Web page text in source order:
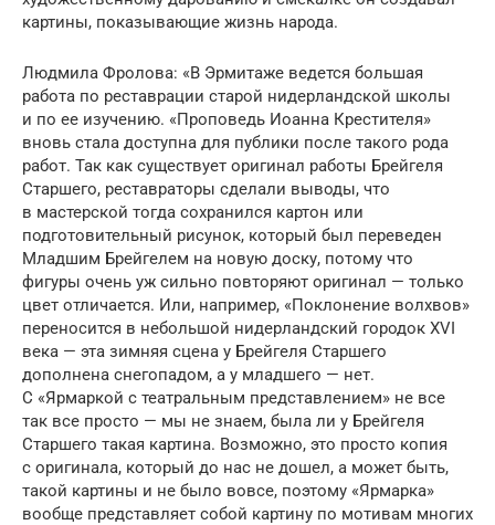
картины, показывающие жизнь народа.
Людмила Фролова: «В Эрмитаже ведется большая
работа по реставрации старой нидерландской школы
и по ее изучению. «Проповедь Иоанна Крестителя»
вновь стала доступна для публики после такого рода
работ. Так как существует оригинал работы Брейгеля
Старшего, реставраторы сделали выводы, что
в мастерской тогда сохранился картон или
подготовительный рисунок, который был переведен
Младшим Брейгелем на новую доску, потому что
фигуры очень уж сильно повторяют оригинал — только
цвет отличается. Или, например, «Поклонение волхвов»
переносится в небольшой нидерландский городок XVI
века — эта зимняя сцена у Брейгеля Старшего
дополнена снегопадом, а у младшего — нет.
С «Ярмаркой с театральным представлением» не все
так все просто — мы не знаем, была ли у Брейгеля
Старшего такая картина. Возможно, это просто копия
с оригинала, который до нас не дошел, а может быть,
такой картины и не было вовсе, поэтому «Ярмарка»
вообще представляет собой картину по мотивам многих